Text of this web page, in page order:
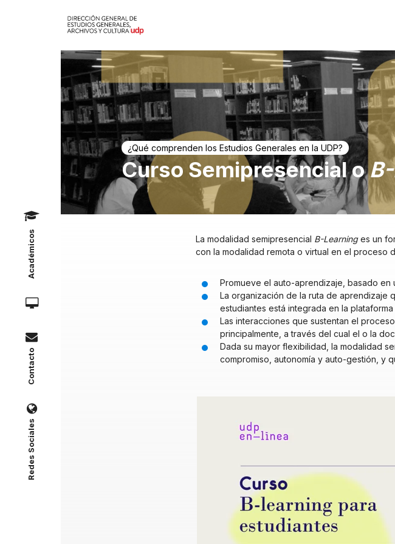
Redes Sociales
Contacto
Académicos
¿Qué comprenden los Estudios Generales en la UDP?
Curso Semipresencial o
La modalidad semipresencial B-Learninges un
con la modalidad remota o virtual en el proceso
Promueve el auto-aprendizaje, basado
La organización de la ruta de aprendizaje
estudiantes está integrada en la plataforma
Las interacciones que sustentan el
principalmente, a través del cual el o la
Dada su mayor flexibilidad, la modalidad
compromiso, autonomía y auto-gestión, y